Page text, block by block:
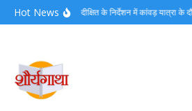
Skip to content
Hot Newsडीएम मयूर दीक्षित के निर्देशन में कांवड़ यात्रा के